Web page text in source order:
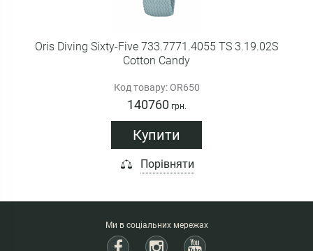
Oris Diving Sixty-Five 733.7771.4055 TS 3.19.02S
Cotton Candy
Код товару: OR650
140760 грн.
Купити
Порівняти
Ми в соціальних мережах